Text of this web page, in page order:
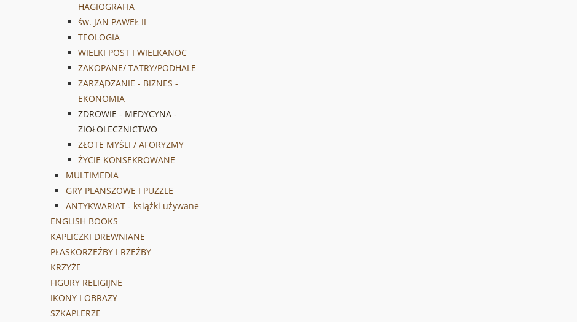
HAGIOGRAFIA
św. JAN PAWEŁ II
TEOLOGIA
WIELKI POST I WIELKANOC
ZAKOPANE/ TATRY/PODHALE
ZARZĄDZANIE - BIZNES -
EKONOMIA
ZDROWIE - MEDYCYNA -
ZIOŁOLECZNICTWO
ZŁOTE MYŚLI / AFORYZMY
ŻYCIE KONSEKROWANE
MULTIMEDIA
GRY PLANSZOWE I PUZZLE
ANTYKWARIAT - książki używane
ENGLISH BOOKS
KAPLICZKI DREWNIANE
PŁASKORZEŹBY I RZEŹBY
KRZYŻE
FIGURY RELIGIJNE
IKONY I OBRAZY
SZKAPLERZE